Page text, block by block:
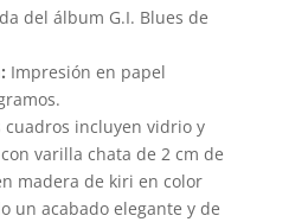
del álbum G.I. Blues de
Impresión en papel
cuadros incluyen vidrio y
varilla chata de 2 cm de
madera de kiri en color
un acabado elegante y de